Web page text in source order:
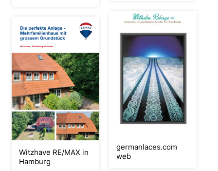
Witzhave RE/MAX in
Hamburg
germanlaces.com
web